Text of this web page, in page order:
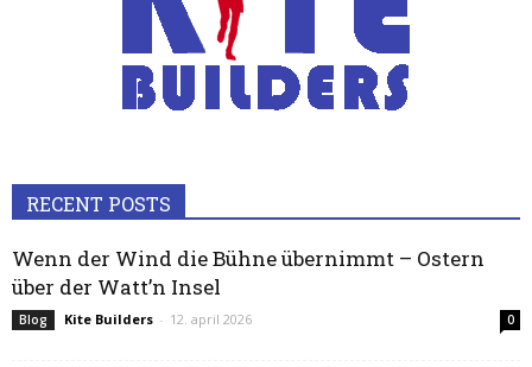
RECENT POSTS
Wenn der Wind die Bühne übernimmt – Ostern
über der Watt’n Insel
Blog Kite Builders - 12. april 2026 0